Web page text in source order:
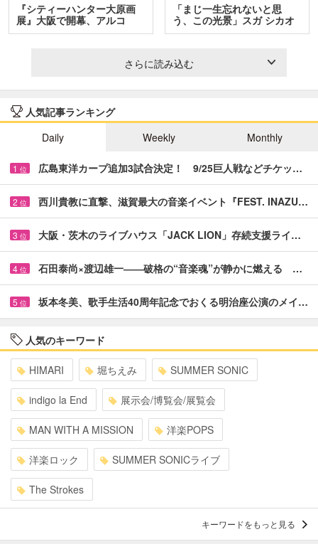
『シティーハンター大原画
展』大阪で開幕、アルコ
＆…
「まじ一生忘れないと思
う、この光景」スガ シカオ
と…
さらに読み込む
人気記事ランキング
Daily
Weekly Monthly
1 位 広島東洋カープ追加3試合決定！ 9/25巨人戦などチケッ…
2 位 西川貴教に直撃、滋賀最大の音楽イベント『FEST. INAZU…
3 位 大阪・茨木のライブハウス「JACK LION」存続支援ライ…
4 位 石田泰尚×渡辺雄一――破格の“音楽魂”が静かに燃える …
5 位 坂本冬美、歌手生活40周年記念でおくる明治座公演のメイ…
人気のキーワード
HIMARI 堀ちえみ SUMMER SONIC
indigo la End 展示会/博覧会/展覧会
MAN WITH A MISSION 洋楽POPS
洋楽ロック SUMMER SONICライブ
The Strokes
キーワードをもっと見る